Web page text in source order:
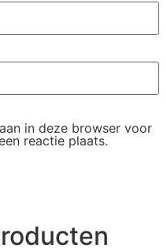
in deze browser voor
reactie plaats.